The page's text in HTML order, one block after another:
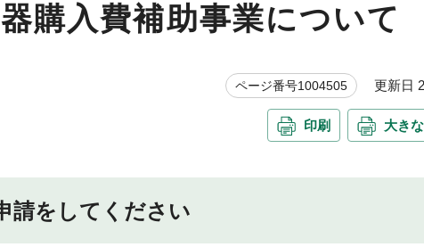
購入費補助事業について
ページ番号1004505 更新日
印刷 大き
請をしてください